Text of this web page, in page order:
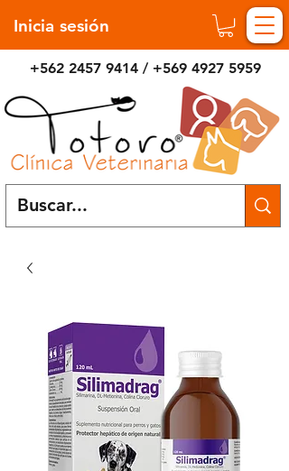
Inicia sesión
+562 2457 9414 / +569 4927 5959